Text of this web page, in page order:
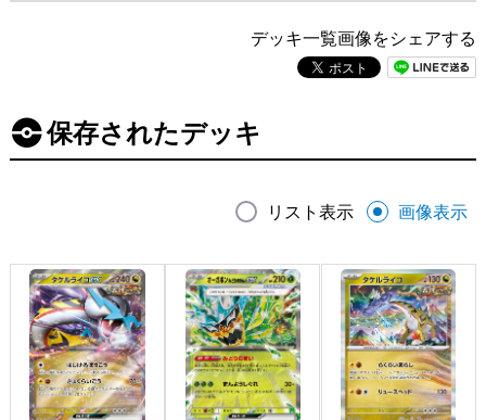
デッキ一覧画像をシェアする
保存されたデッキ
リスト表示 画像表示